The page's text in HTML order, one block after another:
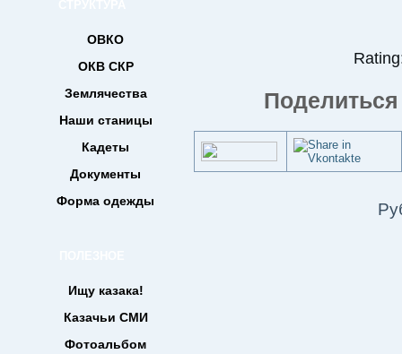
ОВКО
ОКВ СКР
Землячества
Наши станицы
Кадеты
Документы
Форма одежды
Ищу казака!
Казачьи СМИ
Фотоальбом